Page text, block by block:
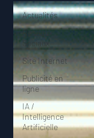
Actualités
Réseaux
Sociaux
Site Internet
Publicité en
ligne
IA /
Intelligence
Artificielle